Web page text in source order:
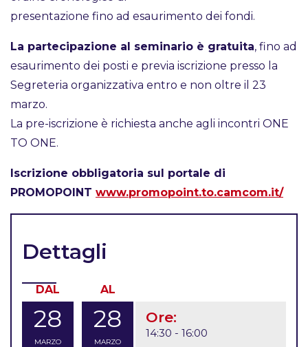
presentazione fino ad esaurimento dei fondi.
La partecipazione al seminario è gratuita, fino ad
esaurimento dei posti e previa iscrizione presso la
Segreteria organizzativa entro e non oltre il 23
marzo.
La pre-iscrizione è richiesta anche agli incontri ONE
TO ONE.
Iscrizione obbligatoria sul portale di
PROMOPOINT www.promopoint.to.camcom.it/
Dettagli
DAL
28
MARZO
AL
28
MARZO
Ore:
14:30 - 16:00